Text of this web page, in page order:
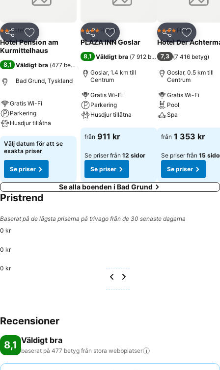
Dela Lägg till i Mina Favoriter
2 Stjärnor
Hotell
Hotel Pension am
Kurmittelhaus
8,1 Väldigt bra (477 betyg
Bad Grund, Tyskland
Gratis Wi-Fi
Parkering
Husdjur tillåtna
Se priser
Välj datum för att se
exakta priser
Se priser
Dela Lägg till i Mina Favoriter
4 StjärnorHotell
PLAZA INN Goslar
8,1 Väldigt bra (7 912 betyg)
Goslar, 1.4 km till
Centrum
Gratis Wi-Fi
Parkering
Husdjur tillåtna
Se priser
från 911 kr
Se priser från 12 sidor
Se priser
Dela Lägg till
4 StjärnorHotell
Hotel Der
7,3 (7 416 betyg)
Goslar, 0.5 km till
Centrum
Gratis Wi-Fi
Pool
Spa
Se priser
från 1 353 kr
Se priser från 15
Se priser
Se alla boenden i Bad Grund
Pristrend
Baserat på de lägsta priserna på trivago från de 30 senaste dagarna
0 kr
0 kr
0 kr
Recensioner
8,1 Väldigt bra
baserat på 477 betyg från stora webbplatser